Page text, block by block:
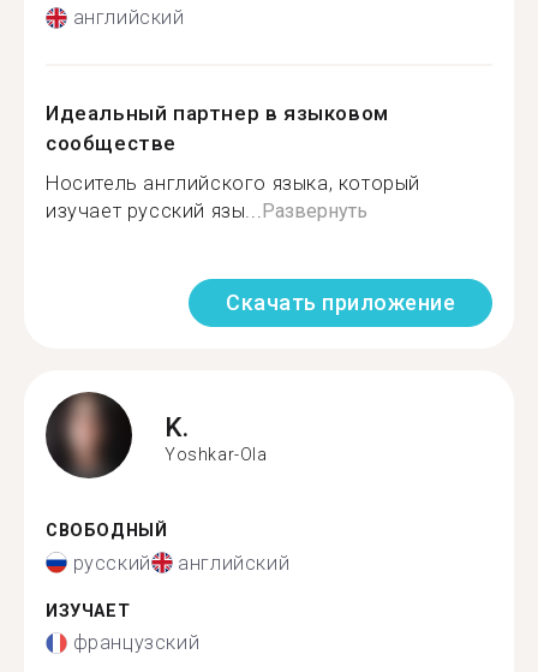
английский
Идеальный партнер в языковом
сообществе
Носитель английского языка, который
изучает русский язы...Развернуть
Скачать приложение
K.
Yoshkar-Ola
СВОБОДНЫЙ
русский английский
ИЗУЧАЕТ
французский